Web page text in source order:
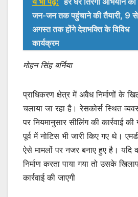
जन-जन तक पहुंचाने की तैयारी, 9
अगस्त तक होंगे देशभक्ति के विविध
कार्यक्रम
मोहन सिंह बर्निया
प्राधिकरण क्षेत्र में अवैध निर्माणों के
चलाया जा रहा है। रेसकोर्स स्थित
पर नियमानुसार सीलिंग की कार्रवाई
पूर्व में नोटिस भी जारी किए गए थे।
ऐसे मामलों पर नजर बनाए हुए है। यदि
निर्माण करता पाया गया तो उसके
कार्रवाई की जाएगी